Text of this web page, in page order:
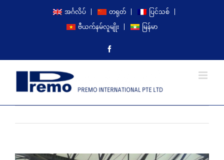
အင်္ဂလိပ် တရုတ် ပြင်သစ်
ဗီယက်နမ်လူမျိုး မြန်မာ